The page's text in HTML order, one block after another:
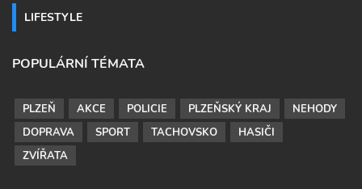
LIFESTYLE
POPULÁRNÍ TÉMATA
PLZEŇ AKCE POLICIE PLZEŇSKÝ KRAJ
NEHODY
DOPRAVA
SPORT TACHOVSKO
HASIČI
ZVÍŘATA